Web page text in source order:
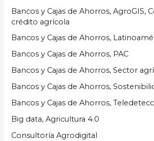
Bancos y Cajas de Ahorros, AgroGIS,
crédito agrícola
Bancos y Cajas de Ahorros,
Bancos y Cajas de Ahorros, PAC
Bancos y Cajas de Ahorros, Sector
Bancos y Cajas de Ahorros,
Bancos y Cajas de Ahorros,
Big data, Agricultura 4.0
Consultoría Agrodigital